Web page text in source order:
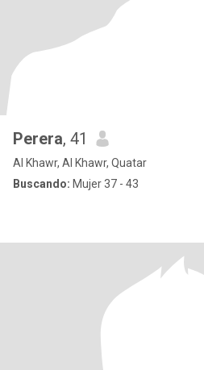
Perera, 41
Al Khawr, Al Khawr, Quatar
Buscando: Mujer 37 - 43